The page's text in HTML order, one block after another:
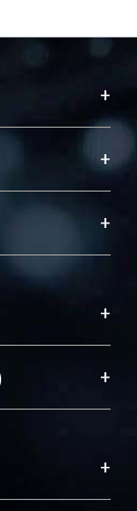
+
藏及向國際
圖書館整合
功能平
能整合研
推廣研究
the
+
(Social
+
+
性的社會運
作公開供使
升研究影響
+
由第三方贊
及第三方同
+